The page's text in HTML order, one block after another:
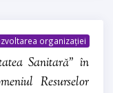
organizației
Sanitară” în
Resurselor